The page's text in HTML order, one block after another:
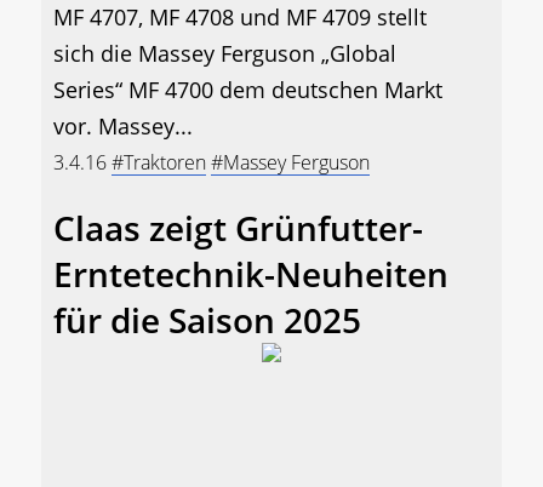
MF 4707, MF 4708 und MF 4709 stellt
sich die Massey Ferguson „Global
Series“ MF 4700 dem deutschen Markt
vor. Massey...
3.4.16#Traktoren#Massey Ferguson
Claas zeigt Grünfutter-
Erntetechnik-Neuheiten
für die Saison 2025